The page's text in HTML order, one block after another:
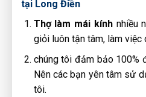
tại Long Điền
Thợ làm mái kínhnhiều
giỏi luôn tận tâm, làm việc
chúng tôi đảm bảo 100%
Nên các bạn yên tâm sử
tôi.